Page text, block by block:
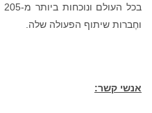
וחֶברות שיתוף הפעולה שלה.
אנשי קשר: